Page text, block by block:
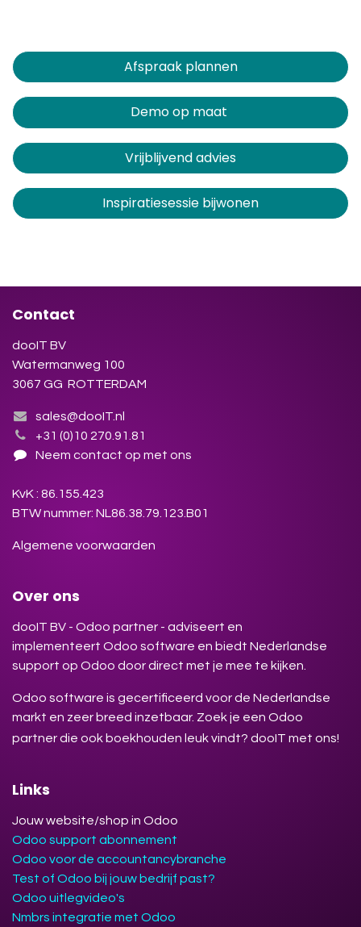
Afspraak plannen​​​​
Demo op maat
Vrijblijvend advies
Inspiratiesessie bijwonen
Contact
dooIT BV
Watermanweg 100
3067 GG ROTTERDAM
sales@dooIT.nl
+31 (0)10 270.91.81
Neem contact op met ons
KvK : 86.155.423
BTW nummer: NL86.38.79.123.B01
Algemene voorwaarden
Over ons
dooIT BV - Odoo partner - adviseert en
implementeert Odoo software en biedt Nederlandse
support op Odoo door direct met je mee te kijken.
Odoo software is gecertificeerd voor de Nederlandse
markt en zeer breed inzetbaar. Zoek je een Odoo
partner die ook boekhouden leuk vindt? dooIT met ons!
Links
Jouw website/shop in Odoo
Odoo support abonnement
Odoo voor de accountancybranche
Test of Odoo bij jouw bedrijf past?
Odoo uitlegvideo's
Nmbrs integratie met Odoo